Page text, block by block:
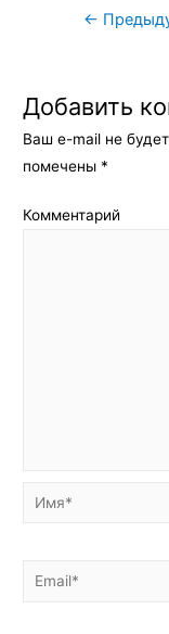
←
Добавить
Ваш e-mail не
помечены *
Комментарий
Имя*
Email*